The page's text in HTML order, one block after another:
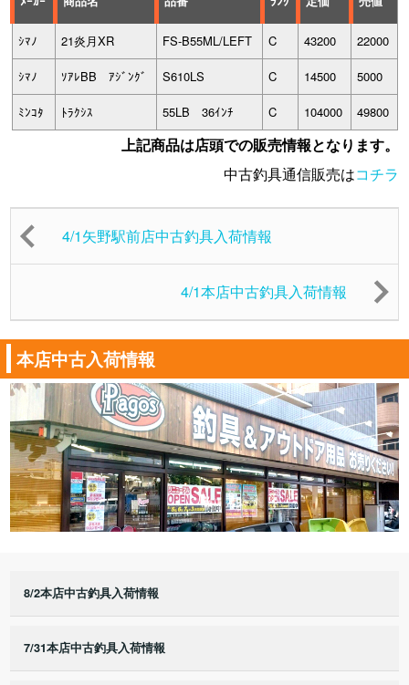
ｼﾏﾉ 21炎月XR FS-B55ML/LEFT C 43200 22000
ｼﾏﾉ ｿｱﾚBB ｱｼﾞﾝｸﾞ S610LS C 14500 5000
ﾐﾝｺﾀ ﾄﾗｸｼｽ 55LB 36ｲﾝﾁ C 104000 49800
上記商品は店頭での販売情報となります。
中古釣具通信販売はコチラ
4/1矢野駅前店中古釣具入荷情報
4/1本店中古釣具入荷情報
本店中古入荷情報
8/2本店中古釣具入荷情報
7/31本店中古釣具入荷情報